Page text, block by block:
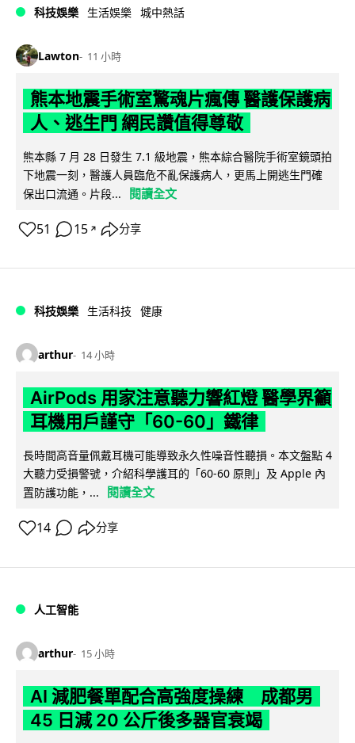
科技娛樂 生活娛樂 城中熱話
Lawton 11 小時
熊本地震手術室驚魂片瘋傳 醫護保護病
人、逃生門 網民讚值得尊敬
熊本縣 7 月 28 日發生 7.1 級地震，熊本綜合醫院手術室鏡頭拍
下地震一刻，醫護人員臨危不亂保護病人，更馬上開逃生門確
保出口流通。片段...
閱讀全文
51 15 ↗ 分享
科技娛樂 生活科技 健康
arthur 14 小時
AirPods 用家注意聽力響紅燈 醫學界籲
耳機用戶謹守「60-60」鐵律
長時間高音量佩戴耳機可能導致永久性噪音性聽損。本文盤點 4
大聽力受損警號，介紹科學護耳的「60-60 原則」及 Apple 內
置防護功能，...
閱讀全文
14 分享
人工智能
arthur 15 小時
AI 減肥餐單配合高強度操練 成都男
45 日減 20 公斤後多器官衰竭